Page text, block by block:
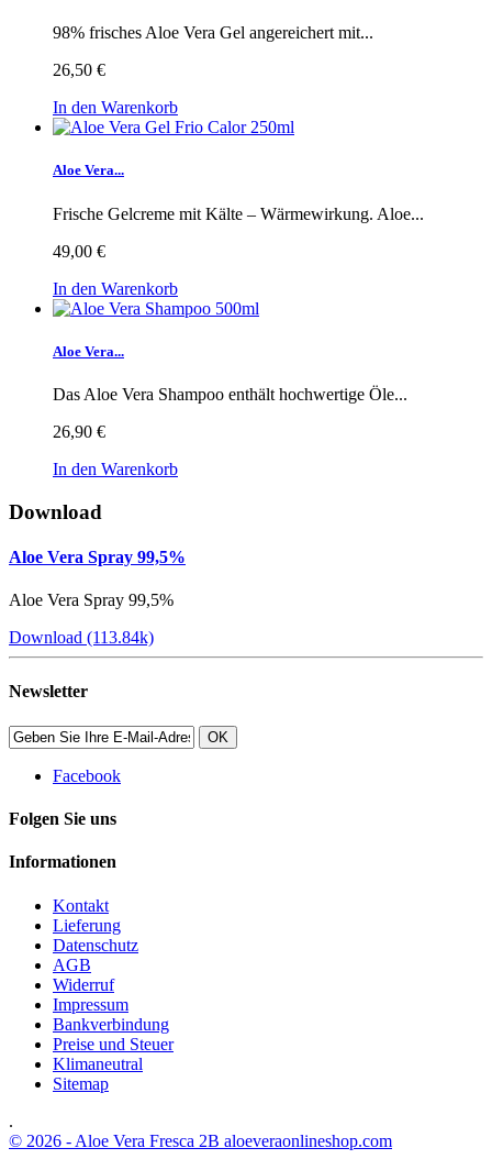
98% frisches Aloe Vera Gel angereichert mit...
26,50 €
In den Warenkorb
Aloe Vera...
Frische Gelcreme mit Kälte – Wärmewirkung. Aloe...
49,00 €
In den Warenkorb
Aloe Vera...
Das Aloe Vera Shampoo enthält hochwertige Öle...
26,90 €
In den Warenkorb
Download
Aloe Vera Spray 99,5%
Aloe Vera Spray 99,5%
Download (113.84k)
Newsletter
OK
Facebook
Folgen Sie uns
Informationen
Kontakt
Lieferung
Datenschutz
AGB
Widerruf
Impressum
Bankverbindung
Preise und Steuer
Klimaneutral
Sitemap
.
© 2026 - Aloe Vera Fresca 2B aloeveraonlineshop.com